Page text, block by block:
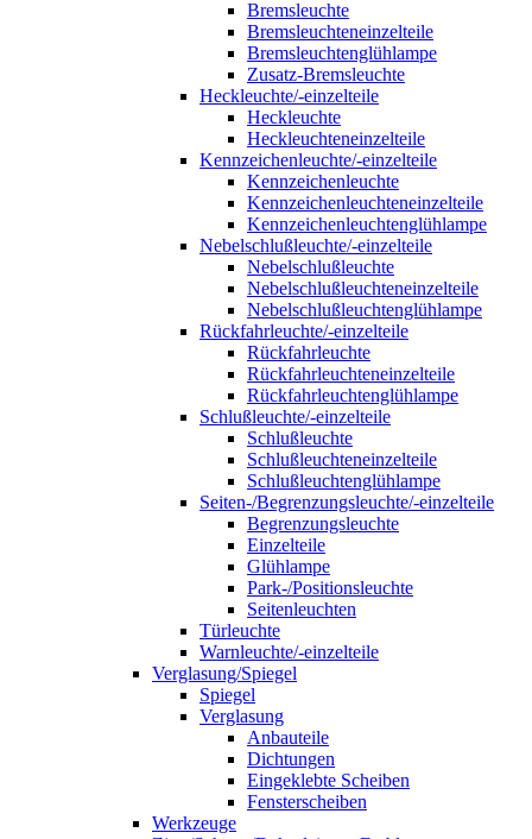
Bremsleuchte
Bremsleuchteneinzelteile
Bremsleuchtenglühlampe
Zusatz-Bremsleuchte
Heckleuchte/-einzelteile
Heckleuchte
Heckleuchteneinzelteile
Kennzeichenleuchte/-einzelteile
Kennzeichenleuchte
Kennzeichenleuchteneinzelteile
Kennzeichenleuchtenglühlampe
Nebelschlußleuchte/-einzelteile
Nebelschlußleuchte
Nebelschlußleuchteneinzelteile
Nebelschlußleuchtenglühlampe
Rückfahrleuchte/-einzelteile
Rückfahrleuchte
Rückfahrleuchteneinzelteile
Rückfahrleuchtenglühlampe
Schlußleuchte/-einzelteile
Schlußleuchte
Schlußleuchteneinzelteile
Schlußleuchtenglühlampe
Seiten-/Begrenzungsleuchte/-einzelteile
Begrenzungsleuchte
Einzelteile
Glühlampe
Park-/Positionsleuchte
Seitenleuchten
Türleuchte
Warnleuchte/-einzelteile
Verglasung/Spiegel
Spiegel
Verglasung
Anbauteile
Dichtungen
Eingeklebte Scheiben
Fensterscheiben
Werkzeuge